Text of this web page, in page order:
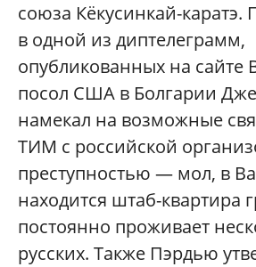
союза Кёкусинкай-каратэ.
в одной из диптелеграмм,
опубликованных на сайте
посол США в Болгарии
намекал на возможные
ТИМ с российской
преступностью — мол, в
находится штаб-квартира
постоянно проживает
русских. Также Пэрдью